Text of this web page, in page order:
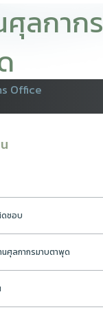
ลกากร
Office
ดชอบ
นศุลกากรมาบตาพุด